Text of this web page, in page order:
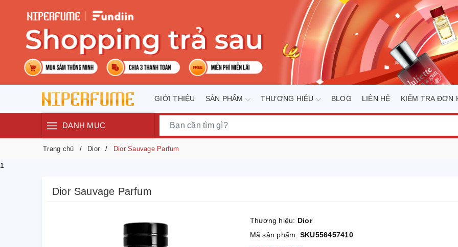
GIỚI THIỆU SẢN PHẨM THƯƠNG HIỆU BLOG LIÊN HỆ KIỂM TRA ĐƠN
DANH MỤC
Trang chủ Dior Dior Sauvage Parfum
1
Dior Sauvage Parfum
Thương hiệu: Dior
Mã sản phẩm: SKU556457410